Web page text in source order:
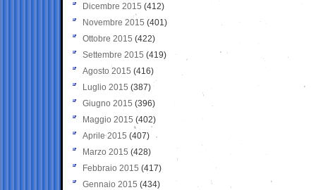
Dicembre 2015 (412)
Novembre 2015 (401)
Ottobre 2015 (422)
Settembre 2015 (419)
Agosto 2015 (416)
Luglio 2015 (387)
Giugno 2015 (396)
Maggio 2015 (402)
Aprile 2015 (407)
Marzo 2015 (428)
Febbraio 2015 (417)
Gennaio 2015 (434)